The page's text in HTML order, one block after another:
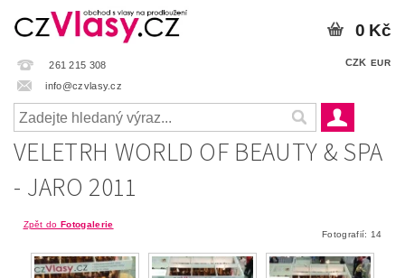
261 215 308
info@czvlasy.cz
CZK EUR
0 Kč
VELETRH WORLD OF BEAUTY & SPA
- JARO 2011
Zpět doFotogalerie
Fotografií: 14